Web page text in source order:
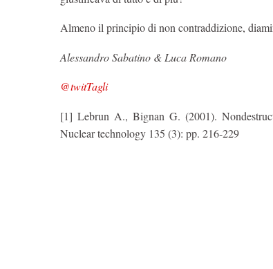
Almeno il principio di non contraddizione,
Alessandro Sabatino & Luca Romano
@twitTagli
[1] Lebrun A., Bignan G. (2001).
Nuclear technology 135 (3): pp. 216-229